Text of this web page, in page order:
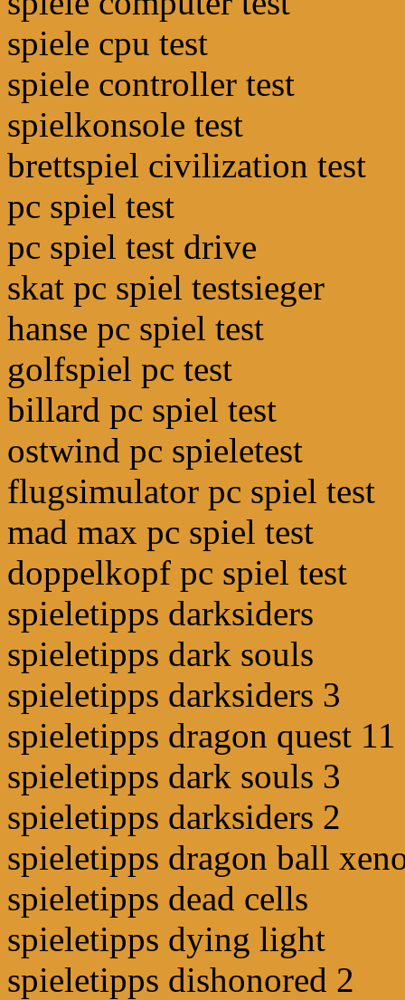
spiele cpu test
spiele controller test
spielkonsole test
brettspiel civilization test
pc spiel test
pc spiel test drive
skat pc spiel testsieger
hanse pc spiel test
golfspiel pc test
billard pc spiel test
ostwind pc spieletest
flugsimulator pc spiel test
mad max pc spiel test
doppelkopf pc spiel test
spieletipps darksiders
spieletipps dark souls
spieletipps darksiders 3
spieletipps dragon quest 11
spieletipps dark souls 3
spieletipps darksiders 2
spieletipps dragon ball
spieletipps dead cells
spieletipps dying light
spieletipps dishonored 2